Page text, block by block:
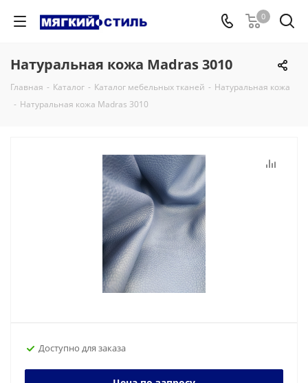
0
Натуральная кожа Madras 3010
Главная - Каталог - Каталог мебельных тканей - Натуральная кожа
- Натуральная кожа Madras 3010
Доступно для заказа